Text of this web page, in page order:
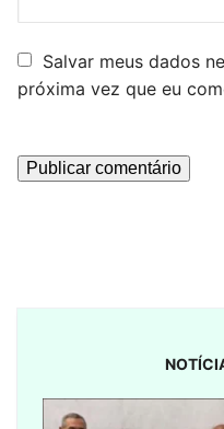
Salvar meus dados
próxima vez que eu